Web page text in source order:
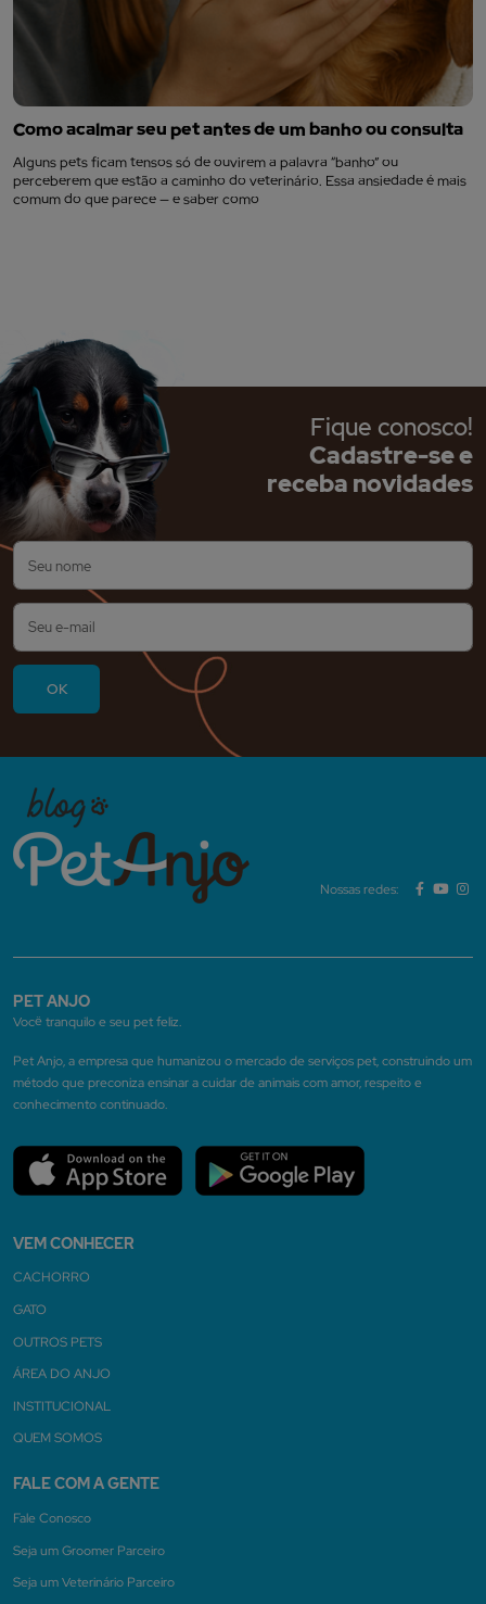
Como acalmar seu pet antes de um banho ou consulta
Alguns pets ficam tensos só de ouvirem a palavra “banho” ou
perceberem que estão a caminho do veterinário. Essa ansiedade é mais
comum do que parece — e saber como
Fique conosco!
Cadastre-se e
receba novidades
Nossas redes:
PET ANJO
Você tranquilo e seu pet feliz.
Pet Anjo, a empresa que humanizou o mercado de serviços pet, construindo um
método que preconiza ensinar a cuidar de animais com amor, respeito e
conhecimento continuado.
VEM CONHECER
CACHORRO
GATO
OUTROS PETS
ÁREA DO ANJO
INSTITUCIONAL
QUEM SOMOS
FALE COM A GENTE
Fale Conosco
Seja um Groomer Parceiro
Seja um Veterinário Parceiro